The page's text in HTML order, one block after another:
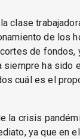
clase
de los
de fondos,
siempre ha
cuál es el
la crisis
ya que en